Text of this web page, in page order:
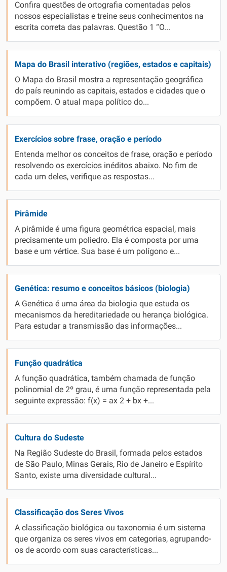
Confira questões de ortografia comentadas pelos
nossos especialistas e treine seus conhecimentos na
escrita correta das palavras. Questão 1 “O...
Mapa do Brasil interativo (regiões, estados e capitais)
O Mapa do Brasil mostra a representação geográfica
do país reunindo as capitais, estados e cidades que o
compõem. O atual mapa político do...
Exercícios sobre frase, oração e período
Entenda melhor os conceitos de frase, oração e período
resolvendo os exercícios inéditos abaixo. No fim de
cada um deles, verifique as respostas...
Pirâmide
A pirâmide é uma figura geométrica espacial, mais
precisamente um poliedro. Ela é composta por uma
base e um vértice. Sua base é um polígono e...
Genética: resumo e conceitos básicos (biologia)
A Genética é uma área da biologia que estuda os
mecanismos da hereditariedade ou herança biológica.
Para estudar a transmissão das informações...
Função quadrática
A função quadrática, também chamada de função
polinomial de 2º grau, é uma função representada pela
seguinte expressão: f(x) = ax 2 + bx +...
Cultura do Sudeste
Na Região Sudeste do Brasil, formada pelos estados
de São Paulo, Minas Gerais, Rio de Janeiro e Espírito
Santo, existe uma diversidade cultural...
Classificação dos Seres Vivos
A classificação biológica ou taxonomia é um sistema
que organiza os seres vivos em categorias, agrupando-
os de acordo com suas características...